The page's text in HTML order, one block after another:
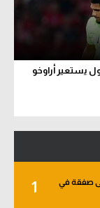
يستعير أراوخو
1
صفقة في